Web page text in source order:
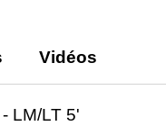
Vidéos
LM/LT 5'